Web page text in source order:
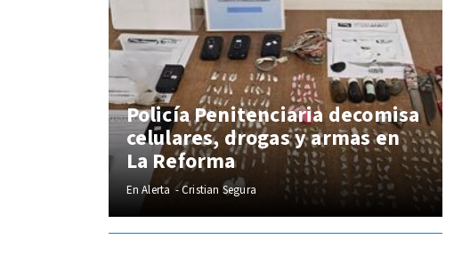
Policía Penitenciaria decomisa
celulares, drogas y armas en
La Reforma
En Alerta Cristian Segura